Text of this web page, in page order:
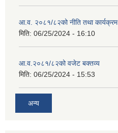
आ.व. २०८१/८२को नीति तथा कार्यक्रम
मिति: 06/25/2024 - 16:10
आ.व.२०८१/८२को वजेट बक्तव्य
मिति: 06/25/2024 - 15:53
अन्य